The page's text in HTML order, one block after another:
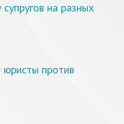
на разных
против